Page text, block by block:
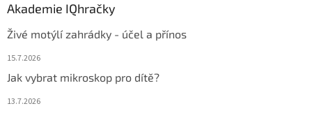
Akademie IQhračky
Živé motýlí zahrádky - účel a přínos
15.7.2026
Jak vybrat mikroskop pro dítě?
13.7.2026